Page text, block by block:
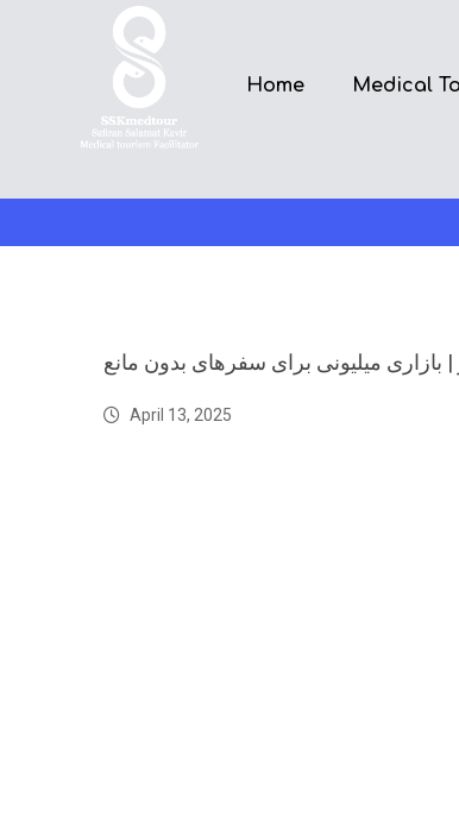
Home Medical
میلیونی برای سفرهای بدون مانع
April 13, 2025